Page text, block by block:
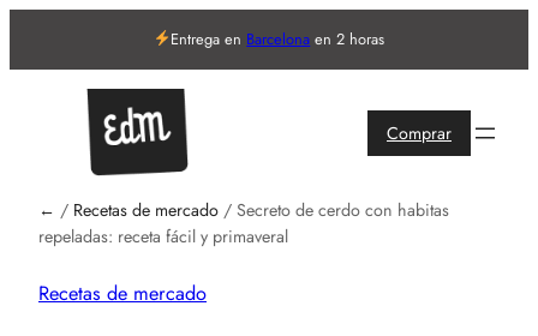
Entrega en Barcelona en 2 horas
Comprar
← / Recetas de mercado / Secreto de cerdo con habitas
repeladas: receta fácil y primaveral
Recetas de mercado